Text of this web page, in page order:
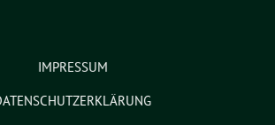
IMPRESSUM